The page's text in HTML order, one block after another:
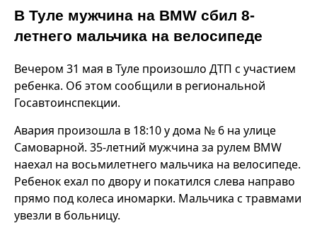
В Туле мужчина на BMW сбил 8-
летнего мальчика на велосипеде
Вечером 31 мая в Туле произошло ДТП с участием
ребенка. Об этом сообщили в региональной
Госавтоинспекции.
Авария произошла в 18:10 у дома № 6 на улице
Самоварной. 35-летний мужчина за рулем BMW
наехал на восьмилетнего мальчика на велосипеде.
Ребенок ехал по двору и покатился слева направо
прямо под колеса иномарки. Мальчика с травмами
увезли в больницу.